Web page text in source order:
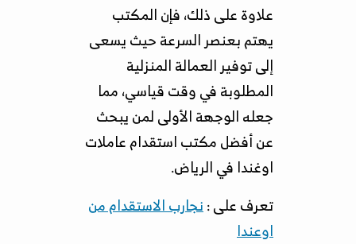
علاوة على ذلك، فإن المكتب
يهتم بعنصر السرعة حيث يسعى
إلى توفير العمالة المنزلية
المطلوبة في وقت قياسي، مما
جعله الوجهة الأولى لمن يبحث
عن أفضل مكتب استقدام عاملات
اوغندا في الرياض.
تعرف على :نجارب الاستقدام من
اوعندا